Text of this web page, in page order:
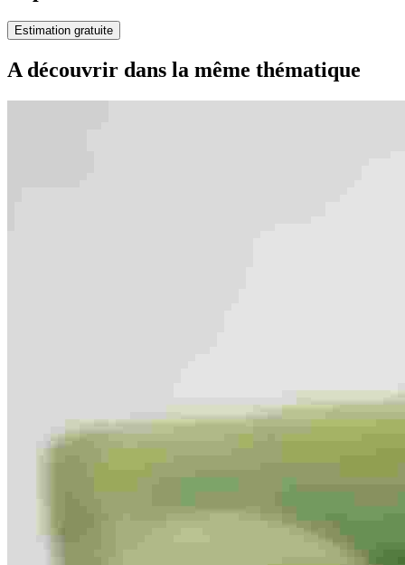
Estimation gratuite
A découvrir dans la même thématique